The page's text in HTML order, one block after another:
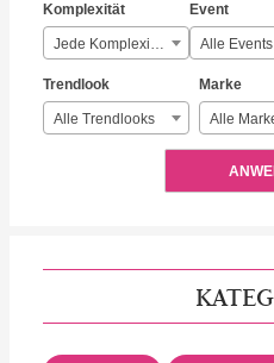
Komplexität
Jede Komplexität
Event
Alle Events
Trendlook
Alle Trendlooks
Marke
Alle